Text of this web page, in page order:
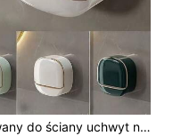
Mocowany do ściany uchwyt na mydło, wodoodporny design z klapką, minimalistyczna mydelniczka, uniseks, wytrzymałe pudełko na mydło, odpowiednie do kuchni, łazienki, pod prysznic, dekoracja domowej łazienki, akcesoria do przechowywania w łazience, niezbędny koszyk pod prysznic w podróży